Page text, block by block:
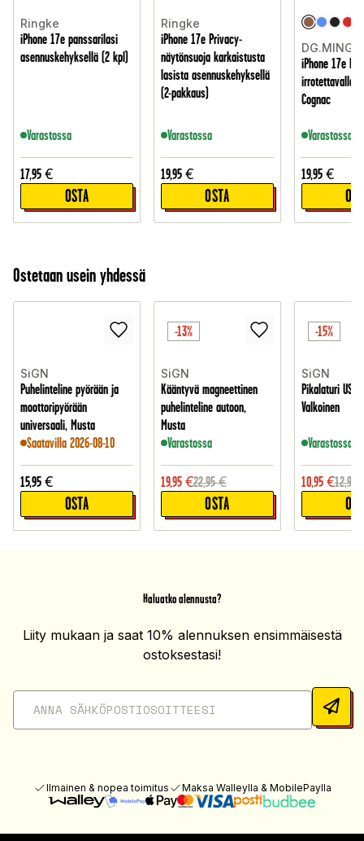
Ringke
iPhone 17e panssarilasi
asennuskehyksellä (2 kpl)
Varastossa
17,95 €
OSTA
Ringke
iPhone 17e Privacy-
näytönsuoja karkaistusta
lasista asennuskehyksellä
(2-pakkaus)
Varastossa
19,95 €
OSTA
DG.MING
iPhone 17e
irrotettavalla
Cognac
Varastossa
19,95 €
Ostetaan usein yhdessä
SiGN
Puhelinteline pyörään ja
moottoripyörään
universaali, Musta
Saatavilla 2026-08-10
15,95 €
OSTA
-13%
SiGN
Kääntyvä magneettinen
puhelinteline autoon,
Musta
Varastossa
19,95 €22,95 €
OSTA
-15%
SiGN
Pikalaturi USB-
Valkoinen
Varastossa
10,95 €12,95
Haluatko alennusta?
Liity mukaan ja saat 10% alennuksen ensimmäisestä
ostoksestasi!
Ilmainen & nopea toimitus Maksa Walleylla & MobilePaylla